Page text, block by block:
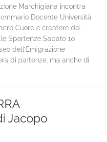
Marchigiana incontra
Docente Università
Cuore e creatore del
Spartenze Sabato 10
dell’Emigrazione
di partenze, ma anche di
Jacopo